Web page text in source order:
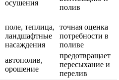
осушения
полив
поле, теплица,
ландшафтные
насаждения
точная оценка
потребности в
поливе
автополив,
орошение
предотвращает
пересыхание и
перелив